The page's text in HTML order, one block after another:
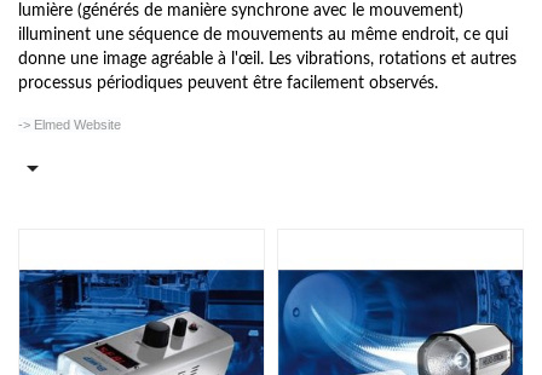
lumière (générés de manière synchrone avec le mouvement)
illuminent une séquence de mouvements au même endroit, ce qui
donne une image agréable à l'œil. Les vibrations, rotations et autres
processus périodiques peuvent être facilement observés.
-> Elmed Website
